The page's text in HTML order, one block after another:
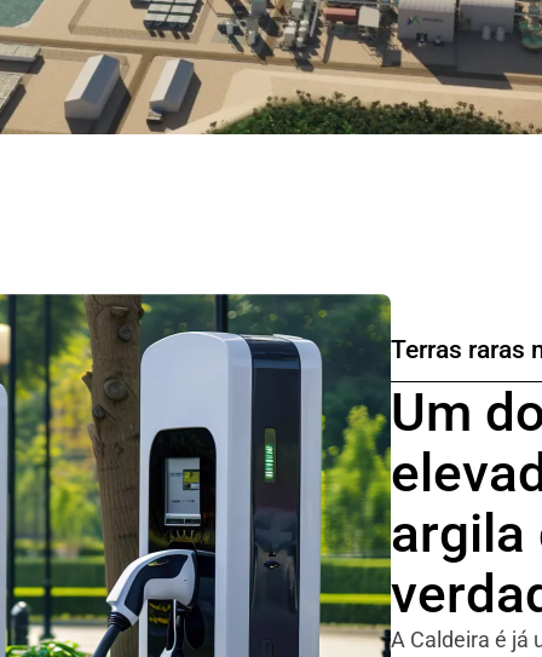
Terras raras
Um
argila
A Caldeira é já